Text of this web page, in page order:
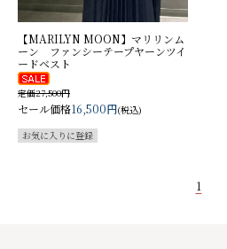
【MARILYN MOON】マリリンム
ーン ファンシーテープヤーンツイ
ードベスト
定価27,500円
セール価格16,500円(税込)
1